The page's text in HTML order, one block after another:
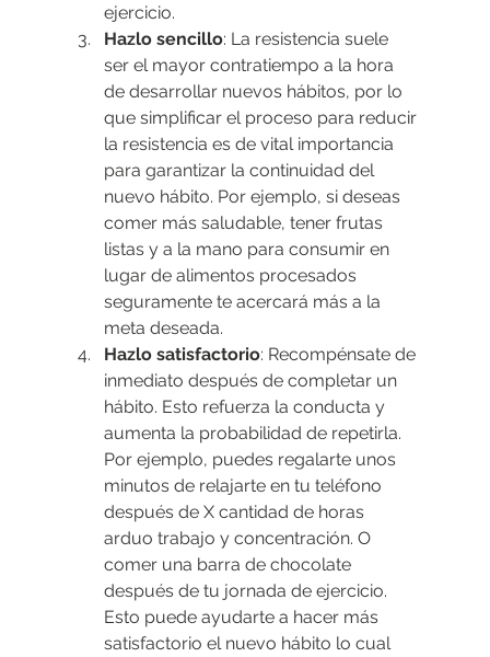
ejercicio.
Hazlo sencillo: La resistencia suele
ser el mayor contratiempo a la hora
de desarrollar nuevos hábitos, por lo
que simplificar el proceso para reducir
la resistencia es de vital importancia
para garantizar la continuidad del
nuevo hábito. Por ejemplo, si deseas
comer más saludable, tener frutas
listas y a la mano para consumir en
lugar de alimentos procesados
seguramente te acercará más a la
meta deseada.
Hazlo satisfactorio: Recompénsate de
inmediato después de completar un
hábito. Esto refuerza la conducta y
aumenta la probabilidad de repetirla.
Por ejemplo, puedes regalarte unos
minutos de relajarte en tu teléfono
después de X cantidad de horas
arduo trabajo y concentración. O
comer una barra de chocolate
después de tu jornada de ejercicio.
Esto puede ayudarte a hacer más
satisfactorio el nuevo hábito lo cual